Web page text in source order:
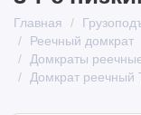
Главная
Реечный домкрат
Домкраты
Домкрат реечный